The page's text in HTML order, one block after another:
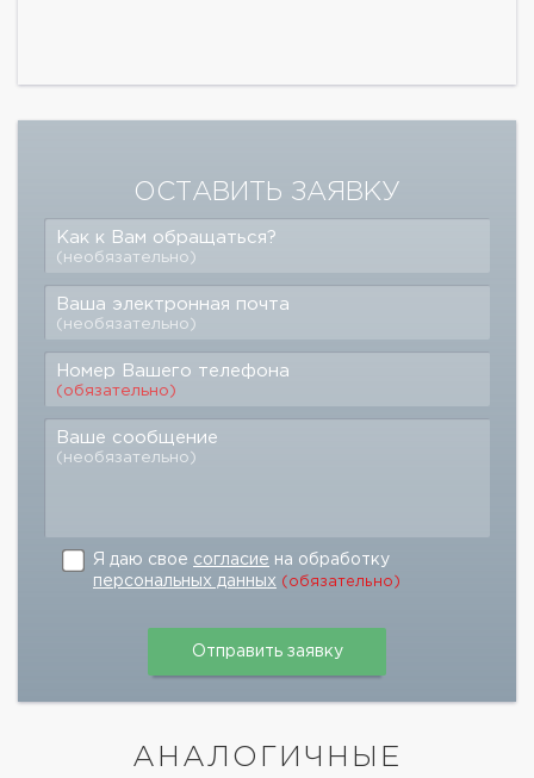
ОСТАВИТЬ ЗАЯВКУ
Как к Вам обращаться?
(необязательно)
Ваша электронная почта
(необязательно)
Номер Вашего телефона
(обязательно)
Ваше сообщение
(необязательно)
Я даю свое согласие на обработку
персональных данных (обязательно)
АНАЛОГИЧНЫЕ